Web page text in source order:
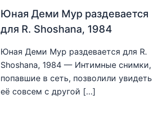
Юная Деми Мур раздевается
для R. Shoshana, 1984
Юная Деми Мур раздевается для R.
Shoshana, 1984 — Интимные снимки,
попавшие в сеть, позволили увидеть
её совсем с другой […]